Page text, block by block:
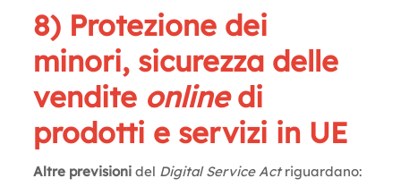
8) Protezione dei
minori, sicurezza delle
vendite onlinedi
prodotti e servizi in UE
Altre previsioni del Digital Service Actriguardano: